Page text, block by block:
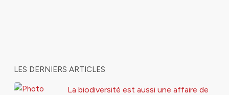
LES DERNIERS ARTICLES
La biodiversité est aussi une affaire de